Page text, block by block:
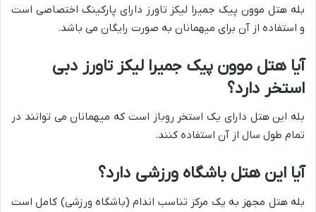
بله هتل موون پیک جمیرا لیکز تاورز دارای پارکینگ اختصاصی است
و استفاده از آن برای میهمانان به صورت رایگان می باشد.
آیا هتل موون پیک جمیرا لیکز تاورز دبی
استخر دارد؟
بله این هتل دارای یک استخر روباز است که میهمانان می توانند در
تمام طول سال از آن استفاده کنند.
آیا این هتل باشگاه ورزشی دارد؟
بله هتل مجهز به یک مرکز تناسب اندام (باشگاه ورزشی) کامل است